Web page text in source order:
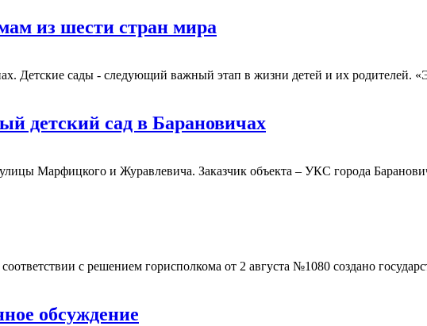
из шести стран мира
Детские сады - следующий важный этап в жизни детей и их родителей.
детский сад в Барановичах
Марфицкого и Журавлевича. Заказчик объекта – УКС города
с решением горисполкома от 2 августа №1080 создано
обсуждение